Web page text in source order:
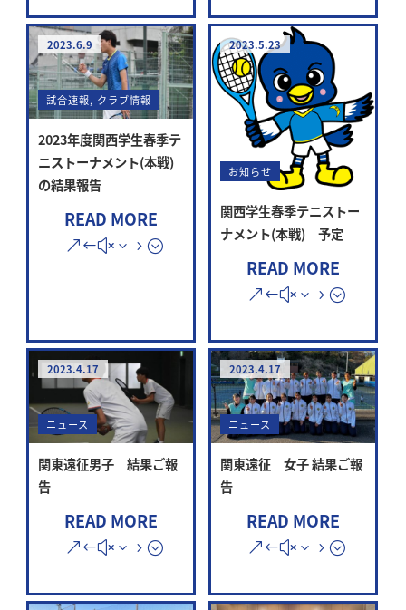
2023.6.9
試合速報, クラブ情報
2023年度関西学生春季テ
ニストーナメント(本戦)
の結果報告
READ MORE
2023.5.23
お知らせ
関西学生春季テニストー
ナメント(本戦) 予定
READ MORE
2023.4.17
ニュース
関東遠征男子 結果ご報
告
READ MORE
2023.4.17
ニュース
関東遠征 女子 結果ご報
告
READ MORE